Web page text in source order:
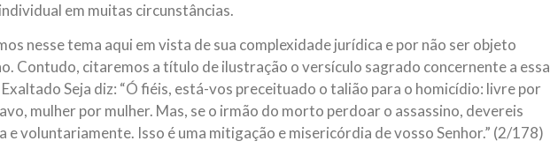
em muitas circunstâncias.
nesse tema aqui em vista de sua complexidade jurídica e por não ser objeto
Contudo, citaremos a título de ilustração o versículo sagrado concernente a essa
Seja diz: “Ó fiéis, está-vos preceituado o talião para o homicídio: livre por
mulher por mulher. Mas, se o irmão do morto perdoar o assassino, devereis
e voluntariamente. Isso é uma mitigação e misericórdia de vosso Senhor.” (2/178)